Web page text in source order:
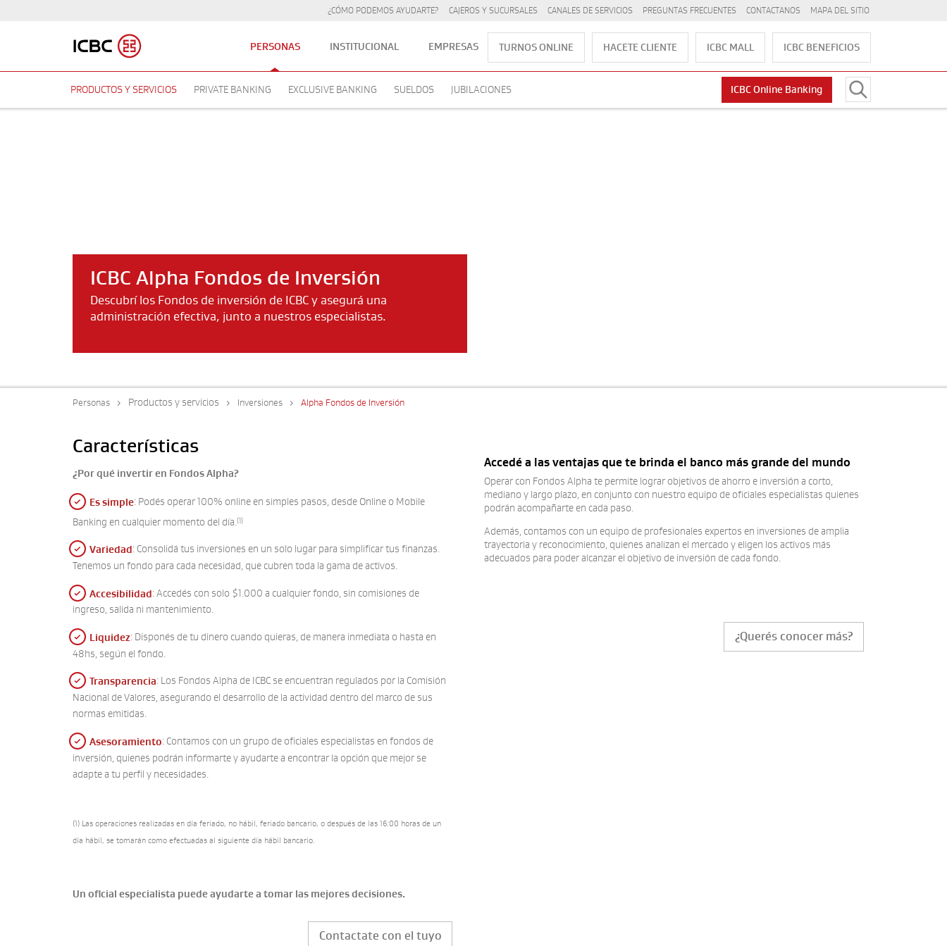
¿CÓMO PODEMOS AYUDARTE? CAJEROS Y SUCURSALES CANALES DE SERVICIOS PREGUNTAS FRECUENTES CONTACTANOS MAPA DEL SITIO
TURNOS ONLINE HACETE CLIENTE ICBC MALL ICBC BENEFICIOS
PERSONAS
PRODUCTOS Y SERVICIOS PRIVATE BANKING EXCLUSIVE BANKING SUELDOS JUBILACIONES
INSTITUCIONAL EMPRESAS
ICBC Online Banking
ICBC Alpha Fondos de Inversión
Descubrí los Fondos de inversión de ICBC y asegurá una
administración efectiva, junto a nuestros especialistas.
Personas Productos y servicios Inversiones Alpha Fondos de Inversión
Características
¿Por qué invertir en Fondos Alpha?
Es simple: Podés operar 100% online en simples pasos, desde Online o Mobile
Banking en cualquier momento del día. (1)
Variedad : Consolidá tus inversiones en un solo lugar para simplificar tus finanzas.
Tenemos un fondo para cada necesidad, que cubren toda la gama de activos.
Accesibilidad: Accedés con solo $1.000 a cualquier fondo, sin comisiones de
ingreso, salida ni mantenimiento.
Liquidez: Disponés de tu dinero cuando quieras, de manera inmediata o hasta en
48hs, según el fondo.
Transparencia: Los Fondos Alpha de ICBC se encuentran regulados por la Comisión
Nacional de Valores, asegurando el desarrollo de la actividad dentro del marco de sus
normas emitidas.
Asesoramiento: Contamos con un grupo de oficiales especialistas en fondos de
inversión, quienes podrán informarte y ayudarte a encontrar la opción que mejor se
adapte a tu perfil y necesidades.
(1) Las operaciones realizadas en día feriado, no hábil, feriado bancario, o después de las 16:00 horas de un
día hábil, se tomarán como efectuadas al siguiente día hábil bancario.
Un oficial especialista puede ayudarte a tomar las mejores decisiones.
Contactate con el tuyo
Accedé a las ventajas que te brinda el banco más grande del mundo
Operar con Fondos Alpha te permite lograr objetivos de ahorro e inversión a corto,
mediano y largo plazo, en conjunto con nuestro equipo de oficiales especialistas quienes
podrán acompañarte en cada paso.
Además, contamos con un equipo de profesionales expertos en inversiones de amplia
trayectoria y reconocimiento, quienes analizan el mercado y eligen los activos más
adecuados para poder alcanzar el objetivo de inversión de cada fondo.
¿Querés conocer más?